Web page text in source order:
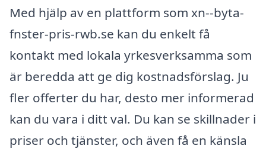
Med hjälp av en plattform som xn--byta-
fnster-pris-rwb.se kan du enkelt få
kontakt med lokala yrkesverksamma som
är beredda att ge dig kostnadsförslag. Ju
fler offerter du har, desto mer informerad
kan du vara i ditt val. Du kan se skillnader i
priser och tjänster, och även få en känsla